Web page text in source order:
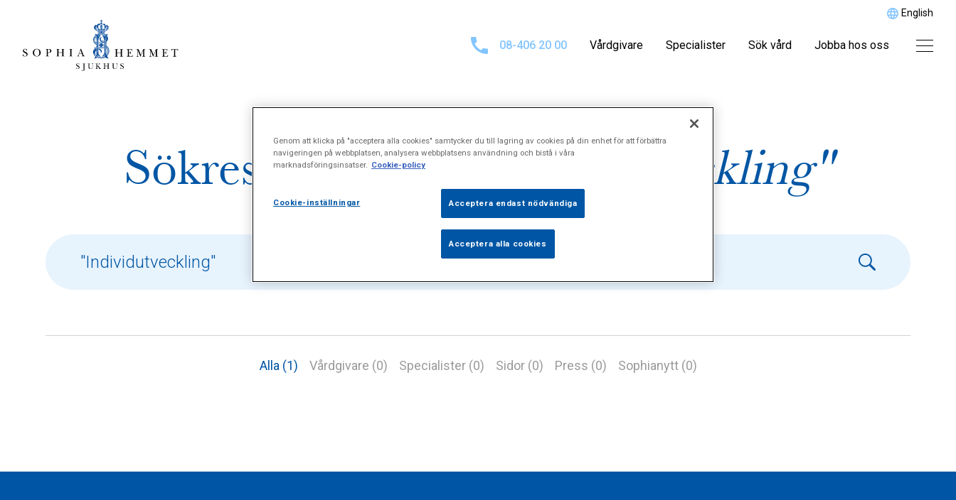
English
08-406 20 00 Vårdgivare Specialister Sök vård Jobba hos oss
Sökresultat för"Individutveckling"
Alla (1) Vårdgivare (0) Specialister (0) Sidor (0) Press (0) Sophianytt (0)
Genom att klicka på "acceptera alla cookies" samtycker du till lagring av cookies på din enhet för att förbättra
navigeringen på webbplatsen, analysera webbplatsens användning och bistå i våra
marknadsföringsinsatser. Cookie-policy
Cookie-inställningar Acceptera endast nödvändiga
Acceptera alla cookies